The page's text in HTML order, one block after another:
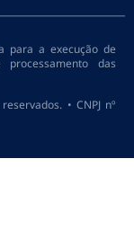
para a execução de
das
• CNPJ nº